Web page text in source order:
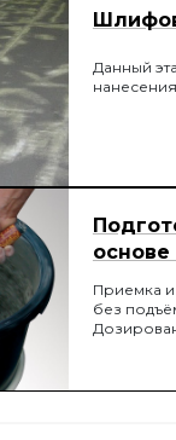
Данный
Приемка и
без